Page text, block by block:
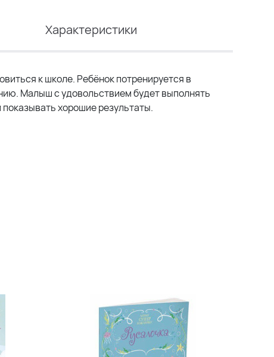
Характеристики
к школе. Ребёнок потренируется в
Малыш с удовольствием будет выполнять
хорошие результаты.